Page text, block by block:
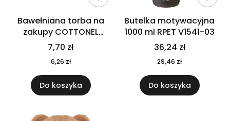
Bawełniana torba na
zakupy COTTONEL
COLOUR++ MO9846-11
7,70 zł
6,26 zł
Do koszyka
Butelka motywacyjna
1000 ml RPET V1541-03
36,24 zł
29,46 zł
Do koszyka